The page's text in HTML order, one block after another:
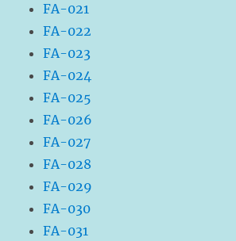
FA-021
FA-022
FA-023
FA-024
FA-025
FA-026
FA-027
FA-028
FA-029
FA-030
FA-031